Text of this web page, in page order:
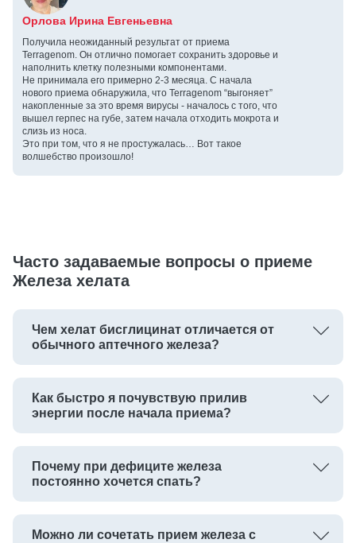
Орлова Ирина Евгеньевна
Получила неожиданный результат от приема
Terragenom. Он отлично помогает сохранить здоровье и
наполнить клетку полезными компонентами.
Не принимала его примерно 2-3 месяца. С начала
нового приема обнаружила, что Terragenom “выгоняет”
накопленные за это время вирусы - началось с того, что
вышел герпес на губе, затем начала отходить мокрота и
слизь из носа.
Это при том, что я не простужалась… Вот такое
волшебство произошло!
Часто задаваемые вопросы о приеме
Железа хелата
Чем хелат бисглицинат отличается от
обычного аптечного железа?
Как быстро я почувствую прилив
энергии после начала приема?
Почему при дефиците железа
постоянно хочется спать?
Можно ли сочетать прием железа с